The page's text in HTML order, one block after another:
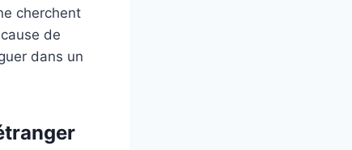
cherchent
de
dans un